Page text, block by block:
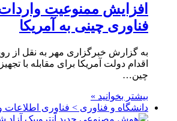
افزایش ممنوعیت واردات
فناوری چینی به آمریکا
به گزارش خبرگزاری مهر به نقل از
اقدام دولت آمریکا برای مقابله با
چین…
بیشتر بخوانید »
دانشگاه و فناوری > فناوری اطلاعات